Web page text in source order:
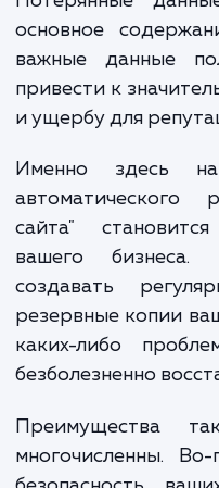
происходят,
проблем для
данных и
Потерянные
важные данные
привести к
и ущербу для
Именно здесь
сайта"
создавать
резервные копии